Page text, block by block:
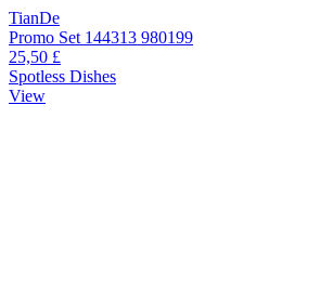
TianDe
Promo Set 144313 980199
25,50 £
Spotless Dishes
View